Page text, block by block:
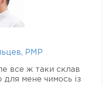
PMP
все ж таки склав
для мене чимось із